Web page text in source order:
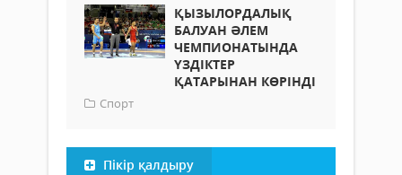
ҚЫЗЫЛОРДАЛЫҚ
БАЛУАН ӘЛЕМ
ЧЕМПИОНАТЫНДА
ҮЗДІКТЕР
ҚАТАРЫНАН КӨРІНДІ
Спорт
Пікір қалдыру